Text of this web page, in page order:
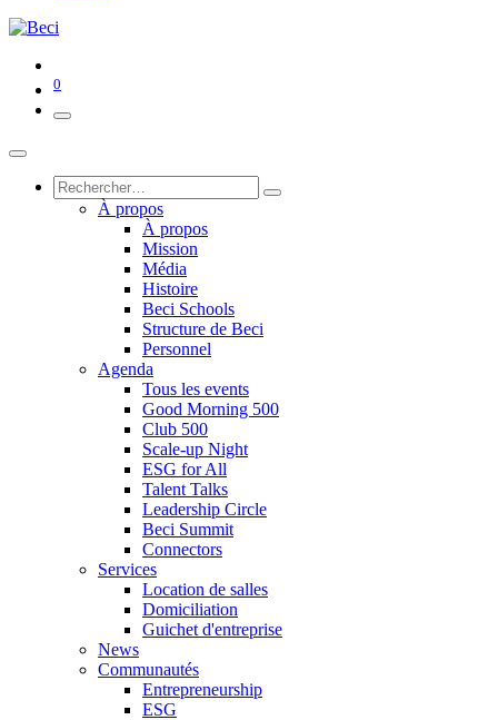
0
À propos
À propos
Mission
Média
Histoire
Beci Schools
Structure de Beci
Personnel
Agenda
Tous les events
Good Morning 500
Club 500
Scale-up Night
ESG for All
Talent Talks
Leadership Circle
Beci Summit
Connectors
Services
Location de salles
Domiciliation
Guichet d'entreprise
News
Communautés
Entrepreneurship
ESG